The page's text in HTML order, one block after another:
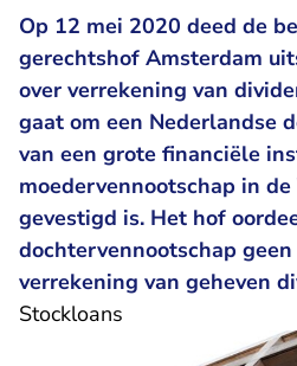
Op 12 mei 2020 deed de
gerechtshof Amsterdam
over verrekening van
gaat om een Nederlandse
van een grote financiële
moedervennootschap in
gevestigd is. Het hof
dochtervennootschap
verrekening van geheven
Stockloans